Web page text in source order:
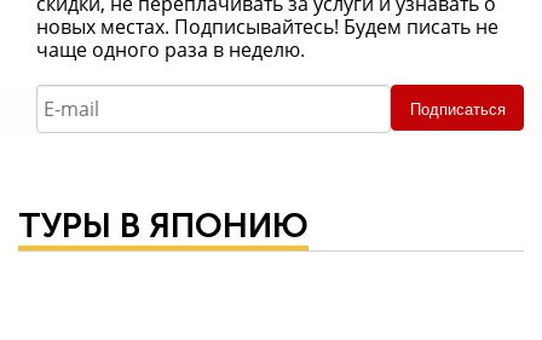
новых местах. Подписывайтесь! Будем писать не
чаще одного раза в неделю.
Подписаться
ТУРЫ В ЯПОНИЮ